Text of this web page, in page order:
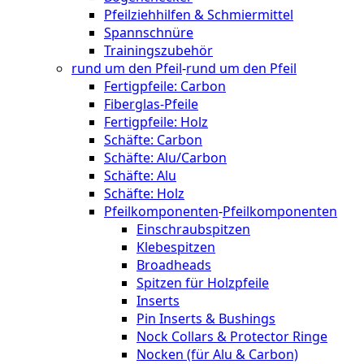
Pfeilziehhilfen & Schmiermittel
Spannschnüre
Trainingszubehör
rund um den Pfeil-rund um den Pfeil
Fertigpfeile: Carbon
Fiberglas-Pfeile
Fertigpfeile: Holz
Schäfte: Carbon
Schäfte: Alu/Carbon
Schäfte: Alu
Schäfte: Holz
Pfeilkomponenten-Pfeilkomponenten
Einschraubspitzen
Klebespitzen
Broadheads
Spitzen für Holzpfeile
Inserts
Pin Inserts & Bushings
Nock Collars & Protector Ringe
Nocken (für Alu & Carbon)